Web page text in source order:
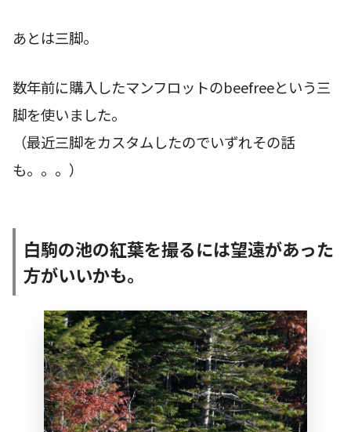
あとは三脚。
数年前に購入したマンフロットのbeefreeという三
脚を使いました。
（最近三脚をカスタムしたのでいずれその話
も。。。）
白駒の池の紅葉を撮るには望遠があった
方がいいかも。